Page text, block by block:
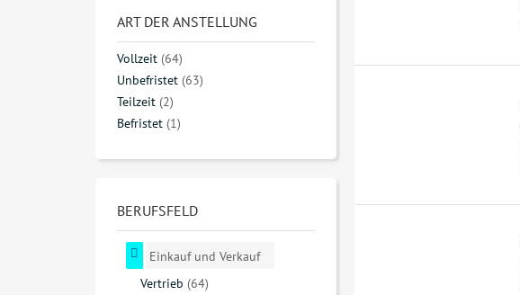
ART DER ANSTELLUNG
Vollzeit (64)
Unbefristet (63)
Teilzeit (2)
Befristet (1)
BERUFSFELD
Einkauf und Verkauf
Vertrieb (64)